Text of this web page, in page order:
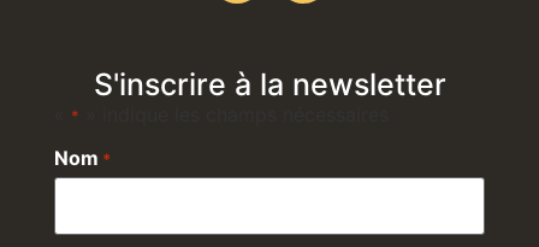
S'inscrire à la newsletter
*
Nom *